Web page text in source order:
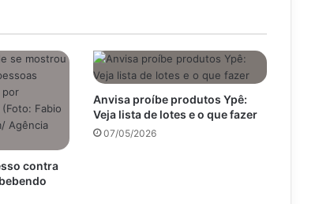
contra
Anvisa proíbe produtos Ypê:
Veja lista de lotes e o que fazer
07/05/2026